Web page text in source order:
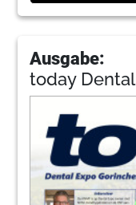
Ausgabe:
today